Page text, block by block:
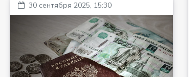
30 сентября 2025, 15:30